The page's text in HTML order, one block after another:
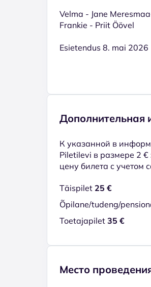
Velma - Jane
Frankie - Priit Öövel
Esietendus 8. mai 2026
Дополнительная
К указанной в
Piletilevi в размере 2
цену билета с учетом
Täispilet 25 €
Õpilane/tudeng/
Toetajapilet 35 €
Место